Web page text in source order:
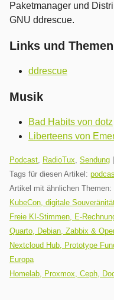
Paketmanager und
GNU ddrescue.
Links und Themen
ddrescue
Musik
Bad Habits von dotz
Liberteens von
Kategorien:
Podcast, RadioTux, Sendung
Tags für diesen Artikel:
Artikel mit ähnlichen Themen:
KubeCon, digitale
Freie KI-Stimmen, E-
Quarto, Debian, Zabbix &
Nextcloud Hub, Prototype
Europa
Homelab, Proxmox, Ceph,